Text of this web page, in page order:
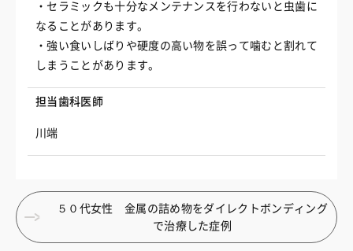
・セラミックも十分なメンテナンスを行わないと虫歯に
なることがあります。
・強い食いしばりや硬度の高い物を誤って噛むと割れて
しまうことがあります。
担当歯科医師
川端
５０代女性 金属の詰め物をダイレクトボンディング
で治療した症例